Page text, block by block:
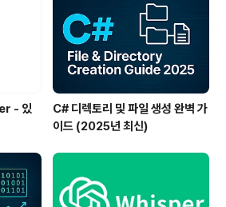
- 있
C# 디렉토리 및 파일 생성 완벽 가
이드 (2025년 최신)